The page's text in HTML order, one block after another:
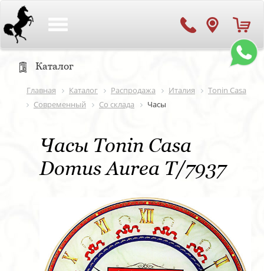
Каталог
Главная Каталог Распродажа Италия
Tonin Casa
Современный
Со склада Часы
Часы Tonin Casa
Domus Aurea T/7937